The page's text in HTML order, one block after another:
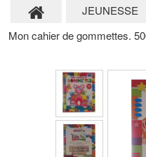
JEUNESSE
Mon cahier de gommettes.